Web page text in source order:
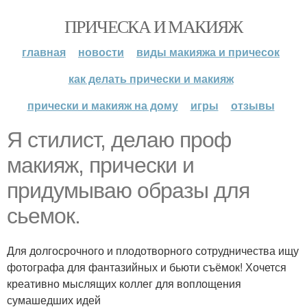
ПРИЧЕСКА И МАКИЯЖ
главная новости
виды макияжа и причесок
как делать прически и макияж
прически и макияж на дому
игры отзывы
Я стилист, делаю проф
макияж, прически и
придумываю образы для
сьемок.
Для долгосрочного и плодотворного сотрудничества ищу
фотографа для фантазийных и бьюти съёмок! Хочется
креативно мыслящих коллег для воплощения
сумашедших идей